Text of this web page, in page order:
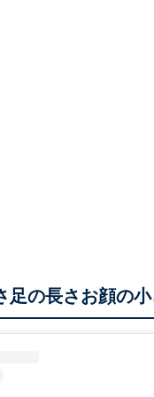
足の長さお顔の